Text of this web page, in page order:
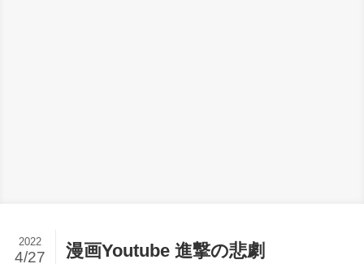
漫画Youtube 進撃の悲劇
2022
4/27